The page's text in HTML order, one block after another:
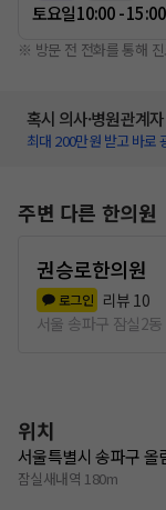
토요일10:00 - 15:00
※ 방문 전 전화를 통해
혹시 의사·병원관계
최대 200만원 받고 바로
주변 다른 한의원
권승로한의원
로그인 리뷰 10
서울 송파구 잠실2동
위치
서울특별시 송파구 올
잠실새내역 180m